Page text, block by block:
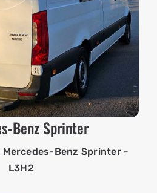
Benz Sprinter
Mercedes-Benz Sprinter -
L3H2